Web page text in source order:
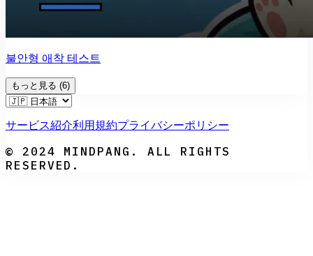
불안형 애착 테스트
もっと見る (6)
サービス紹介利用規約プライバシーポリシー
© 2024 MINDPANG. ALL RIGHTS
RESERVED.